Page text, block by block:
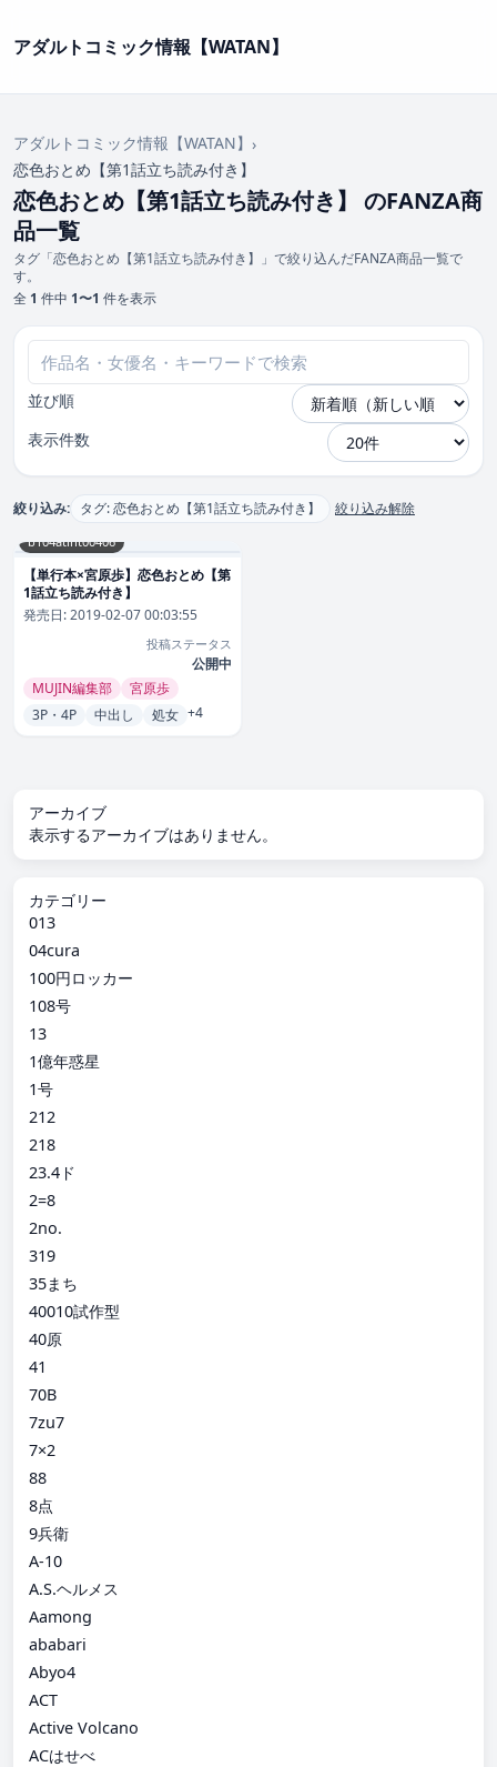
アダルトコミック情報【WATAN】
アダルトコミック情報【WATAN】 ›
恋色おとめ【第1話立ち読み付き】
恋色おとめ【第1話立ち読み付き】 のFANZA商
品一覧
タグ「恋色おとめ【第1話立ち読み付き】」で絞り込んだFANZA商品一覧で
す。
全 1 件中 1〜1 件を表示
並び順
表示件数
絞り込み: タグ: 恋色おとめ【第1話立ち読み付き】 絞り込み解除
b104atint00406
【単行本×宮原歩】恋色おとめ【第
1話立ち読み付き】
発売日:2019-02-07 00:03:55
投稿ステータス
公開中
MUJIN編集部
宮原歩
3P・4P
中出し 処女 +4
アーカイブ
表示するアーカイブはありません。
カテゴリー
013
04cura
100円ロッカー
108号
13
1億年惑星
1号
212
218
23.4ド
2=8
2no.
319
35まち
40010試作型
40原
41
70B
7zu7
7×2
88
8点
9兵衛
A-10
A.S.ヘルメス
Aamong
ababari
Abyo4
ACT
Active Volcano
ACはせべ